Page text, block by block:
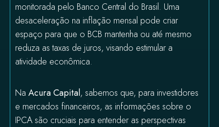
monitorada pelo Banco Central do Brasil. Uma
desaceleração na inflação mensal pode criar
espaço para que o BCB mantenha ou até mesmo
reduza as taxas de juros, visando estimular a
atividade econômica.
Na Acura Capital, sabemos que, para investidores
e mercados financeiros, as informações sobre o
IPCA são cruciais para entender as perspectivas